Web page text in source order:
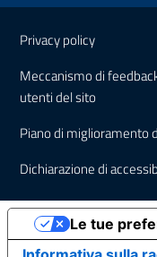
Sezione Link
Privacy policy
Meccanismo di
utenti del sito
Piano di miglioramento
Dichiarazione di
Le tue